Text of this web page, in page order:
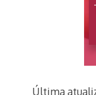
Última